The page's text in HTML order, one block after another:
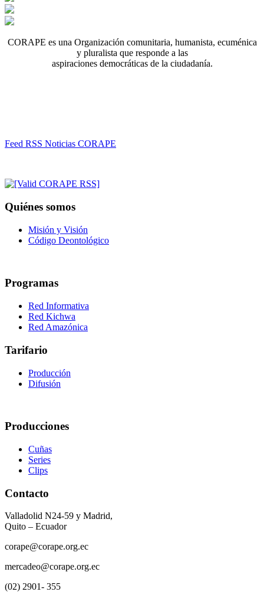
CORAPE es una Organización comunitaria, humanista, ecuménica
y pluralista que responde a las
aspiraciones democráticas de la ciudadanía.
Feed RSS Noticias CORAPE
Quiénes somos
Misión y Visión
Código Deontológico
Programas
Red Informativa
Red Kichwa
Red Amazónica
Tarifario
Producción
Difusión
Producciones
Cuñas
Series
Clips
Contacto
Valladolid N24-59 y Madrid,
Quito – Ecuador
corape@corape.org.ec
mercadeo@corape.org.ec
(02) 2901- 355